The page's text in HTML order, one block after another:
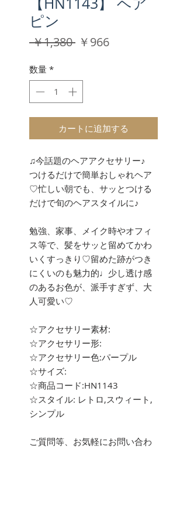
ピン
￥1,380 通
格
￥966セ
数量 *
カートに追加する
♫今話題のヘアアクセサリー♪
つけるだけで簡単おしゃれヘア
♡忙しい朝でも、サッとつける
だけで旬のヘアスタイルに♪
勉強、家事、メイク時やオフィ
ス等で、髪をサッと留めてかわ
いくすっきり♡留めた跡がつき
にくいのも魅力的♩少し透け感
のあるお色が、派手すぎず、大
人可愛い♡
☆アクセサリー素材:
☆アクセサリー形:
☆アクセサリー色:パープル
☆サイズ:
☆商品コード:HN1143
☆スタイル: レトロ,スウィート,
シンプル
ご質問等、お気軽にお問い合わ